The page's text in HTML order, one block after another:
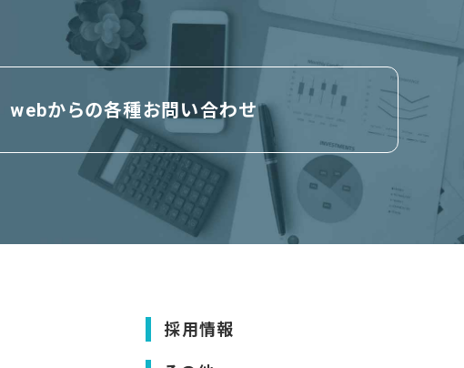
webからの各種お問い合わせ
採用情報